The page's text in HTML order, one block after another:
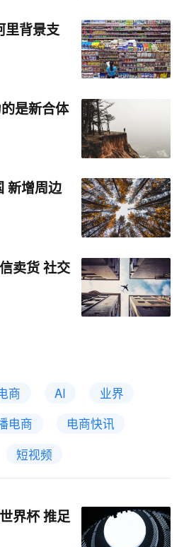
里背景支
是新合体
新增周边
卖货 社交
商 AI
业界
电商
电商快讯
短视频
界杯 推足